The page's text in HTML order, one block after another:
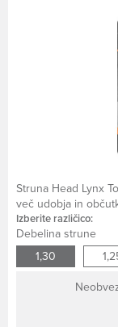
Struna Head Lynx
več udobja in
Izberite različico:
Debelina strune
1,30